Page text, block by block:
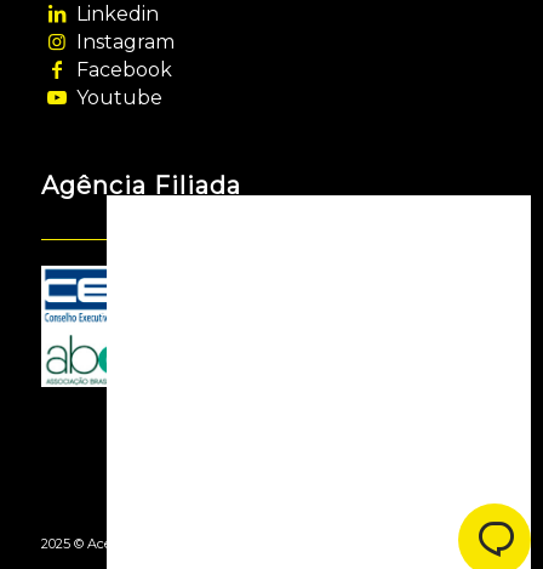
Linkedin
Instagram
Facebook
Youtube
Agência Filiada
2025 © Acessooh. Todos os Direitos Reservados - By Agência Webgui